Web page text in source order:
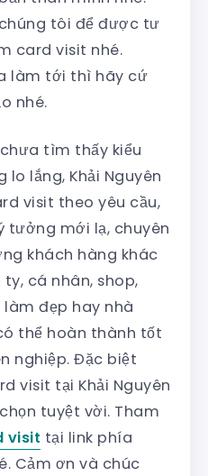
tôi để được tư
card visit nhé.
làm tới thì hãy cứ
nhé.
tìm thấy kiểu
lắng, Khải Nguyên
visit theo yêu cầu,
tưởng mới lạ, chuyên
khách hàng khác
cá nhân, shop,
đẹp hay nhà
thể hoàn thành tốt
nghiệp. Đặc biệt
visit tại Khải Nguyên
tuyệt vời. Tham
visit tại link phía
Cảm ơn và chúc